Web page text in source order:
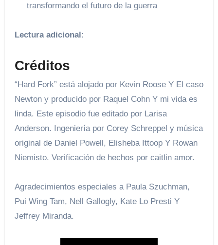
transformando el futuro de la guerra
Lectura adicional:
Créditos
“Hard Fork” está alojado por Kevin Roose Y El caso
Newton y producido por Raquel Cohn Y mi vida es
linda. Este episodio fue editado por Larisa
Anderson. Ingeniería por Corey Schreppel y música
original de Daniel Powell, Elisheba Ittoop Y Rowan
Niemisto. Verificación de hechos por caitlin amor.
Agradecimientos especiales a Paula Szuchman,
Pui Wing Tam, Nell Gallogly, Kate Lo Presti Y
Jeffrey Miranda.